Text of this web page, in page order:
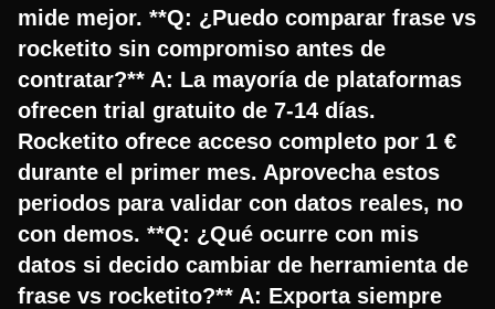
mide mejor. **Q: ¿Puedo comparar frase vs
rocketito sin compromiso antes de
contratar?** A: La mayoría de plataformas
ofrecen trial gratuito de 7-14 días.
Rocketito ofrece acceso completo por 1 €
durante el primer mes. Aprovecha estos
periodos para validar con datos reales, no
con demos. **Q: ¿Qué ocurre con mis
datos si decido cambiar de herramienta de
frase vs rocketito?** A: Exporta siempre